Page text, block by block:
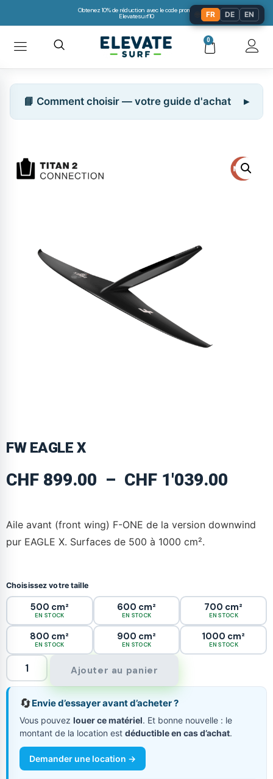
Obtenez 10% de réduction avec le code promo:
Elevatesurf10
0
📘 Comment choisir — votre guide d'achat
FW EAGLE X
CHF 899.00 – CHF 1'039.00
Aile avant (front wing) F-ONE de la version downwind
pur EAGLE X. Surfaces de 500 à 1000 cm².
Choisissez votre taille
500 cm²
EN STOCK
600 cm²
EN STOCK
700 cm²
EN STOCK
800 cm²
EN STOCK
900 cm²
EN STOCK
1000 cm²
EN STOCK
Ajouter au panier
🔄Envie d’essayer avant d’acheter ?
Vous pouvez louer ce matériel. Et bonne nouvelle : le
montant de la location est déductible en cas d’achat.
Demander une location →
FR DE EN